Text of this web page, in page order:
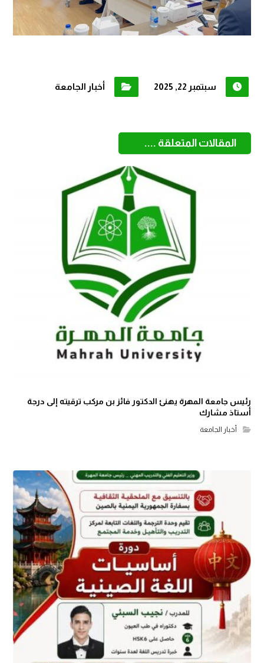
سبتمبر 22, 2025 أخبار الجامعة
المقالات المتعلقة ....
رئيس جامعة المهرة يهنئ الدكتور فائز بن مركب ترقيته إلى درجة
أستاذ مشارك
أخبار الجامعة